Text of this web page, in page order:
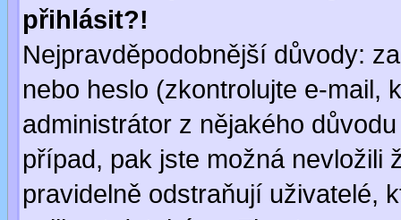
přihlásit?!
Nejpravděpodobnější důvody:
nebo heslo (zkontrolujte e-mail,
administrátor z nějakého
případ, pak jste možná nevložili
pravidelně odstraňují uživatelé,